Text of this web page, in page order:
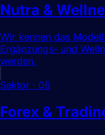
Nutra &
Wir kennen das
Ergänzungs- und
werden.
Sektor · 06
Forex &